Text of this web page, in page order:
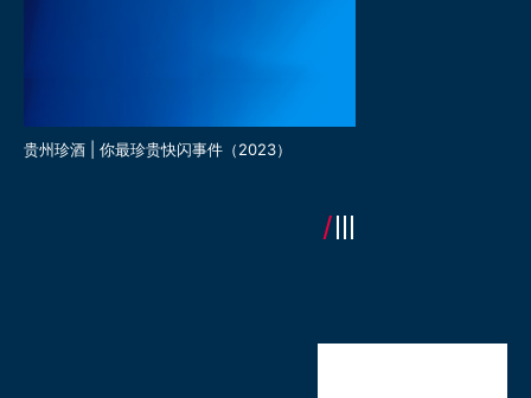
贵州珍酒 | 你最珍贵快闪事件（2023）